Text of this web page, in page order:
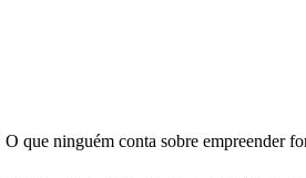
que ninguém conta sobre empreender